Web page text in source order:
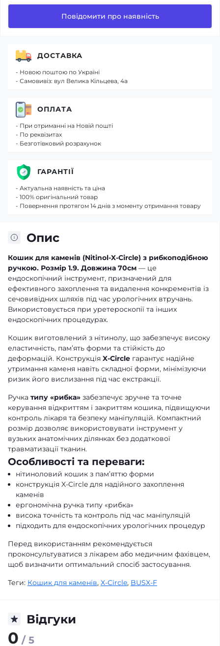
Повідомити про наявність
Опис
Кошик для каменів (Nitinol-X-Circle) з рибкоподібною
ручкою. Розмір 1.9. Довжина 70см — це
ендоскопічний інструмент, призначений для
ефективного захоплення та видалення конкрементів із
сечовивідних шляхів під час урологічних втручань.
Використовується при уретероскопії та інших
ендоскопічних процедурах.
Кошик виготовлений з нітинолу, що забезпечує високу
еластичність, пам’ять форми та стійкість до
деформацій. Конструкція X-Circle гарантує надійне
утримання каменя навіть складної форми, мінімізуючи
ризик його вислизання під час екстракції.
Ручка типу «рибка» забезпечує зручне та точне
керування відкриттям і закриттям кошика, підвищуючи
контроль лікаря та безпеку маніпуляцій. Компактний
розмір дозволяє використовувати інструмент у
вузьких анатомічних ділянках без додаткової
травматизації тканин.
Особливості та переваги:
нітиноловий кошик з пам’яттю форми
конструкція X-Circle для надійного захоплення
каменів
ергономічна ручка типу «рибка»
висока точність та контроль під час маніпуляцій
підходить для ендоскопічних урологічних процедур
Перед використанням рекомендується
проконсультуватися з лікарем або медичним фахівцем,
щоб визначити оптимальний спосіб застосування.
Теги: Кошик для каменів, X-Circle, BUSX-F
Відгуки
0 / 5
ДОСТАВКА
- Новою поштою по Україні
- Самовивіз: вул Велика Кільцева, 4а
ОПЛАТА
- При отриманні на Новій пошті
- По реквізитах
- Безготівковий розрахунок
ГАРАНТІЇ
- Актуальна наявність та ціна
- 100% оригінальний товар
- Повернення протягом 14 днів з моменту отримання товару